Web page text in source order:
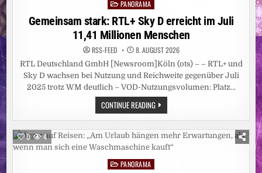
Posted
in
PANORAMA
Gemeinsam stark: RTL+ Sky D erreicht im Juli
11,41 Millionen Menschen
RSS-FEED 8. AUGUST 2026
RTL Deutschland GmbH [Newsroom]Köln (ots) – – RTL+ und
Sky D wachsen bei Nutzung und Reichweite gegenüber Juli
2025 trotz WM deutlich – VOD-Nutzungsvolumen: Platz…
CONTINUE READINGGEMEINSAM
STARK:
RTL+
D
ERREICHT
IM
0 4
PostedPANORAMA